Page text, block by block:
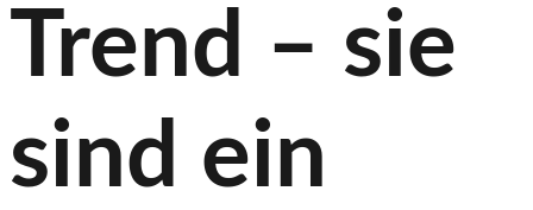
Trend – sie
sind ein